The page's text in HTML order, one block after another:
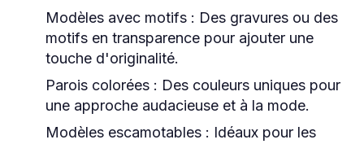
Modèles avec motifs : Des gravures ou des
motifs en transparence pour ajouter une
touche d'originalité.
Parois colorées : Des couleurs uniques pour
une approche audacieuse et à la mode.
Modèles escamotables : Idéaux pour les